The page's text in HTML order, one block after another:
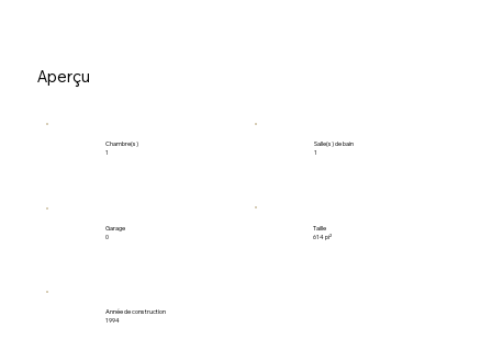
Aperçu
Chambre(s)
1
Salle(s) de bain
1
Garage
0
Année de construction
1994
Taille
614 pi²